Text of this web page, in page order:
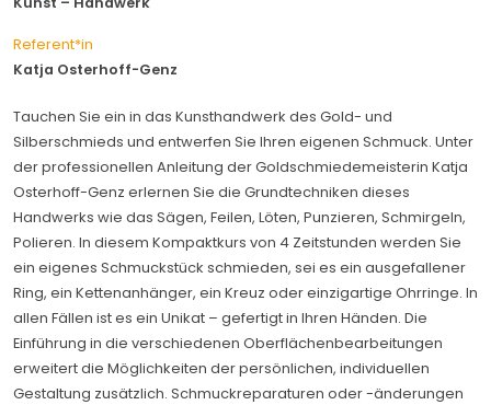
Referent*in
Katja Osterhoff-Genz
Tauchen Sie ein in das Kunsthandwerk des Gold- und
Silberschmieds und entwerfen Sie Ihren eigenen Schmuck. Unter
der professionellen Anleitung der Goldschmiedemeisterin Katja
Osterhoff-Genz erlernen Sie die Grundtechniken dieses
Handwerks wie das Sägen, Feilen, Löten, Punzieren, Schmirgeln,
Polieren. In diesem Kompaktkurs von 4 Zeitstunden werden Sie
ein eigenes Schmuckstück schmieden, sei es ein ausgefallener
Ring, ein Kettenanhänger, ein Kreuz oder einzigartige Ohrringe. In
allen Fällen ist es ein Unikat – gefertigt in Ihren Händen. Die
Einführung in die verschiedenen Oberflächenbearbeitungen
erweitert die Möglichkeiten der persönlichen, individuellen
Gestaltung zusätzlich. Schmuckreparaturen oder -änderungen